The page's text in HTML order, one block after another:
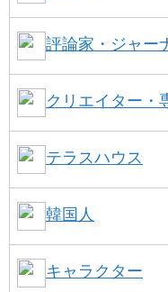
評論家・ジャー
クリエイター・
テラスハウス
韓国人
キャラクター